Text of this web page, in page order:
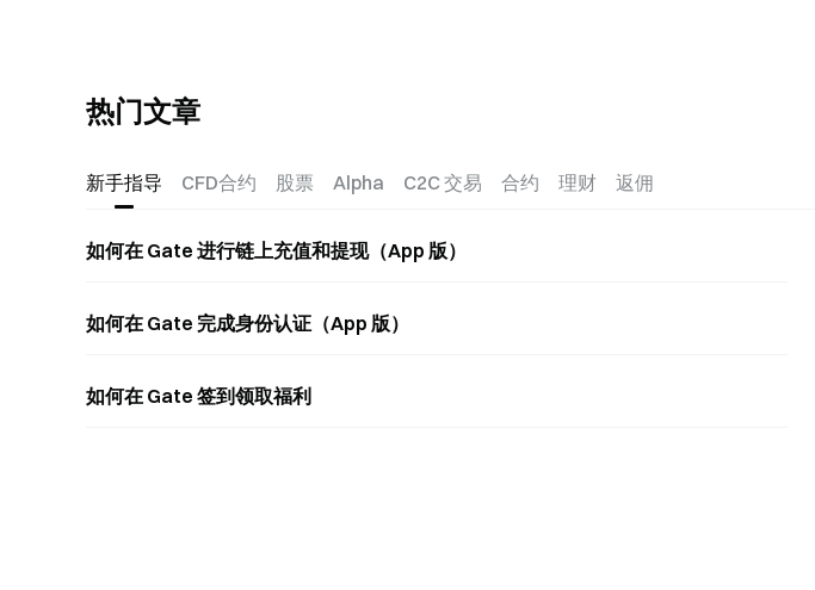
热门文章
新手指导 CFD合约 股票 Alpha C2C 交易 合约 理财 返佣
如何在 Gate 进行链上充值和提现（App 版）
如何在 Gate 完成身份认证（App 版）
如何在 Gate 签到领取福利